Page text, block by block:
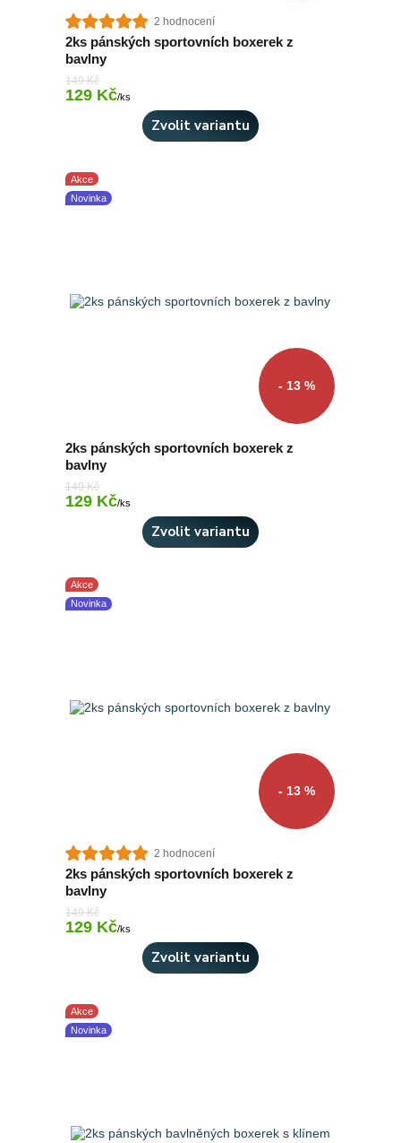
2 hodnocení
2ks pánských sportovních boxerek z
bavlny
149 Kč
129 Kč/ks
Zvolit variantu
Akce
Novinka
- 13 %
2ks pánských sportovních boxerek z
bavlny
149 Kč
129 Kč/ks
Zvolit variantu
Akce
Novinka
- 13 %
2 hodnocení
2ks pánských sportovních boxerek z
bavlny
149 Kč
129 Kč/ks
Zvolit variantu
Akce
Novinka